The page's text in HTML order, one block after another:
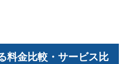
料金比較・サービス比